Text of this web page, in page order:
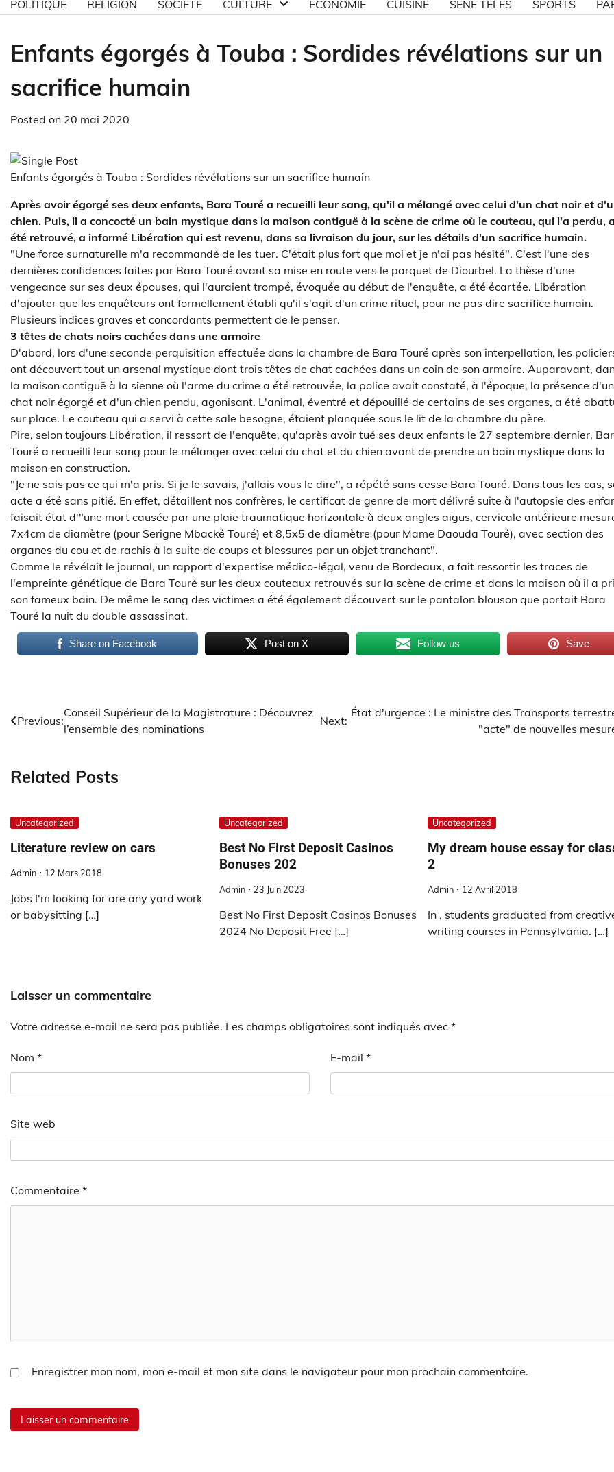
POLITIQUE
RELIGION SOCIETE CULTURE ECONOMIE CUISINE SÉNE TÉLÉS SPORTS
Enfants égorgés à Touba : Sordides révélations sur un
sacrifice humain
Posted on 20 mai 2020
Enfants égorgés à Touba : Sordides révélations sur un sacrifice humain
Après avoir égorgé ses deux enfants, Bara Touré a recueilli leur sang, qu'il a mélangé avec celui d'un chat noir et
chien. Puis, il a concocté un bain mystique dans la maison contiguë à la scène de crime où le couteau, qui l'a perdu, a
été retrouvé, a informé Libération qui est revenu, dans sa livraison du jour, sur les détails d'un sacrifice humain.
"Une force surnaturelle m'a recommandé de les tuer. C'était plus fort que moi et je n'ai pas hésité". C'est l'une des
dernières confidences faites par Bara Touré avant sa mise en route vers le parquet de Diourbel. La thèse d'une
vengeance sur ses deux épouses, qui l'auraient trompé, évoquée au début de l'enquête, a été écartée. Libération
d'ajouter que les enquêteurs ont formellement établi qu'il s'agit d'un crime rituel, pour ne pas dire sacrifice humain.
Plusieurs indices graves et concordants permettent de le penser.
3 têtes de chats noirs cachées dans une armoire
D'abord, lors d'une seconde perquisition effectuée dans la chambre de Bara Touré après son interpellation, les
ont découvert tout un arsenal mystique dont trois têtes de chat cachées dans un coin de son armoire. Auparavant,
la maison contiguë à la sienne où l'arme du crime a été retrouvée, la police avait constaté, à l'époque, la présence d'un
chat noir égorgé et d'un chien pendu, agonisant. L'animal, éventré et dépouillé de certains de ses organes, a été
sur place. Le couteau qui a servi à cette sale besogne, étaient planquée sous le lit de la chambre du père.
Pire, selon toujours Libération, il ressort de l'enquête, qu'après avoir tué ses deux enfants le 27 septembre dernier,
Touré a recueilli leur sang pour le mélanger avec celui du chat et du chien avant de prendre un bain mystique dans la
maison en construction.
"Je ne sais pas ce qui m'a pris. Si je le savais, j'allais vous le dire", a répété sans cesse Bara Touré. Dans tous les cas,
acte a été sans pitié. En effet, détaillent nos confrères, le certificat de genre de mort délivré suite à l'autopsie des
faisait état d'"une mort causée par une plaie traumatique horizontale à deux angles aigus, cervicale antérieure
7x4cm de diamètre (pour Serigne Mbacké Touré) et 8,5x5 de diamètre (pour Mame Daouda Touré), avec section des
organes du cou et de rachis à la suite de coups et blessures par un objet tranchant".
Comme le révélait le journal, un rapport d'expertise médico-légal, venu de Bordeaux, a fait ressortir les traces de
l'empreinte génétique de Bara Touré sur les deux couteaux retrouvés sur la scène de crime et dans la maison où il a
son fameux bain. De même le sang des victimes a été également découvert sur le pantalon blouson que portait Bara
Touré la nuit du double assassinat.
Share on Facebook Post on X Follow us Save
Navigation
l’article
Previous:
Conseil Supérieur de la Magistrature : Découvrez
l’ensemble des nominations
Next:
État d'urgence : Le ministre des Transports
"acte" de nouvelles
Related Posts
Uncategorized
Literature review on cars
Admin 12 Mars 2018
Jobs I'm looking for are any yard work
or babysitting […]
Uncategorized
Best No First Deposit Casinos
Bonuses 202
Admin 23 Juin 2023
Best No First Deposit Casinos Bonuses
2024 No Deposit Free […]
Uncategorized
My dream house essay for
2
Admin 12 Avril 2018
In , students graduated from
writing courses in Pennsylvania. […]
Laisser un commentaire
Votre adresse e-mail ne sera pas publiée. Les champs obligatoires sont indiqués avec *
Nom * E-mail *
Site web
Commentaire *
Enregistrer mon nom, mon e-mail et mon site dans le navigateur pour mon prochain commentaire.